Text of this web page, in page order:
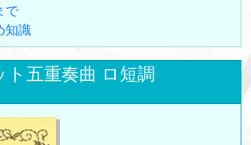
で
知識
ト五重奏曲 ロ短調